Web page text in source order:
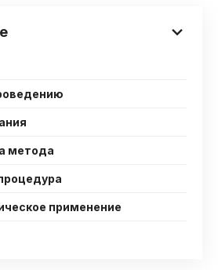
метода
применение